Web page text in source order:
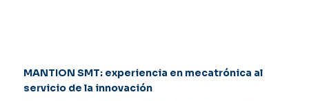
MANTION SMT: experiencia en mecatrónica al
servicio de la innovación